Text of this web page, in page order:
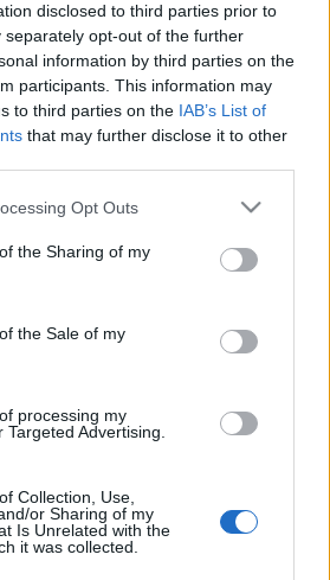
disclosed to third parties prior to
separately opt-out of the further
information by third parties on the
participants. This information may
to third parties on the IAB’s List of
that may further disclose it to other
app uses one or more Google
or usage behaviour. You may click to
Google and its third-party tags to
specified purposes in below Google
Opt Outs
the Sharing of my
the Sale of my
processing my
Targeted Advertising.
Collection, Use,
or Sharing of my
Is Unrelated with the
it was collected.
ESŐ A DUNA
hírek
NAPJA - JÚLIUS 30-RA
EMBERISÉG A FÖLD EGÉSZ